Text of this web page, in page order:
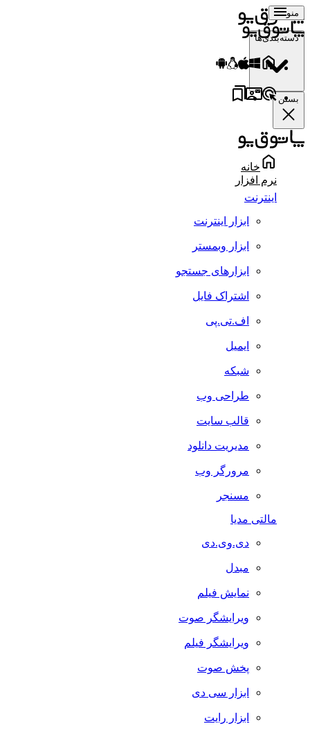
منو
دسته‌بندی‌ها
بستن
خانه
نرم افزار
اینترنت
ابزار اینترنت
ابزار وبمستر
ابزارهای جستجو
اشتراک فایل
اف.تی.پی
ایمیل
شبکه
طراحی وب
قالب سایت
مدیریت دانلود
مرورگر وب
مسنجر
مالتی مدیا
دی.وی.دی
مبدل
نمایش فیلم
ویرایشگر صوت
ویرایشگر فیلم
پخش صوت
ابزار سی دی
ابزار رایت